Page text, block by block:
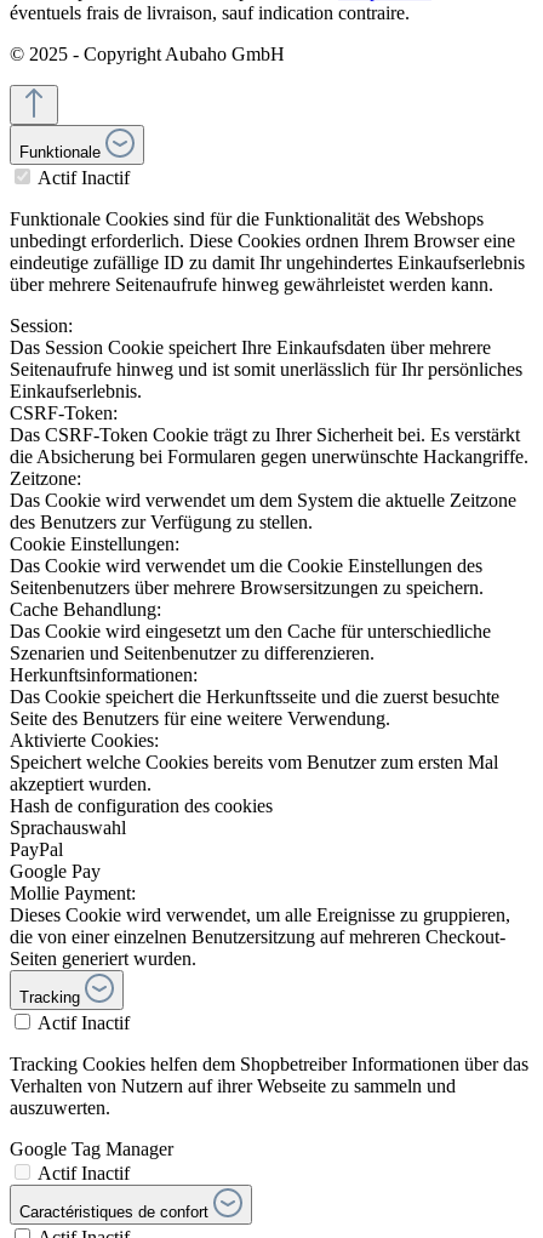
éventuels frais de livraison, sauf indication contraire.
© 2025 - Copyright Aubaho GmbH
Funktionale
Actif Inactif
Funktionale Cookies sind für die Funktionalität des Webshops
unbedingt erforderlich. Diese Cookies ordnen Ihrem Browser eine
eindeutige zufällige ID zu damit Ihr ungehindertes Einkaufserlebnis
über mehrere Seitenaufrufe hinweg gewährleistet werden kann.
Session:
Das Session Cookie speichert Ihre Einkaufsdaten über mehrere
Seitenaufrufe hinweg und ist somit unerlässlich für Ihr persönliches
Einkaufserlebnis.
CSRF-Token:
Das CSRF-Token Cookie trägt zu Ihrer Sicherheit bei. Es verstärkt
die Absicherung bei Formularen gegen unerwünschte Hackangriffe.
Zeitzone:
Das Cookie wird verwendet um dem System die aktuelle Zeitzone
des Benutzers zur Verfügung zu stellen.
Cookie Einstellungen:
Das Cookie wird verwendet um die Cookie Einstellungen des
Seitenbenutzers über mehrere Browsersitzungen zu speichern.
Cache Behandlung:
Das Cookie wird eingesetzt um den Cache für unterschiedliche
Szenarien und Seitenbenutzer zu differenzieren.
Herkunftsinformationen:
Das Cookie speichert die Herkunftsseite und die zuerst besuchte
Seite des Benutzers für eine weitere Verwendung.
Aktivierte Cookies:
Speichert welche Cookies bereits vom Benutzer zum ersten Mal
akzeptiert wurden.
Hash de configuration des cookies
Sprachauswahl
PayPal
Google Pay
Mollie Payment:
Dieses Cookie wird verwendet, um alle Ereignisse zu gruppieren,
die von einer einzelnen Benutzersitzung auf mehreren Checkout-
Seiten generiert wurden.
Tracking
Actif Inactif
Tracking Cookies helfen dem Shopbetreiber Informationen über das
Verhalten von Nutzern auf ihrer Webseite zu sammeln und
auszuwerten.
Google Tag Manager
Actif Inactif
Caractéristiques de confort